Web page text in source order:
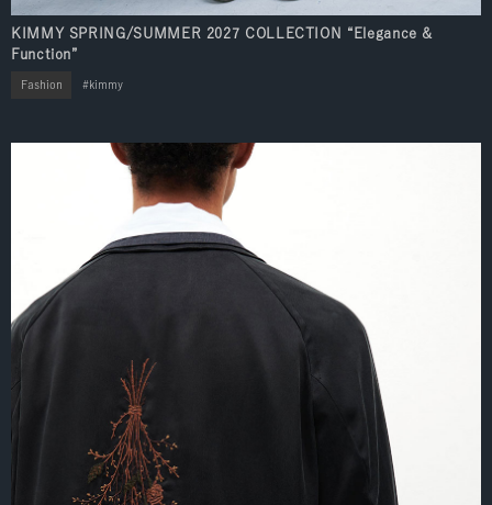
KIMMY SPRING/SUMMER 2027 COLLECTION “Elegance &
Function”
Fashion kimmy